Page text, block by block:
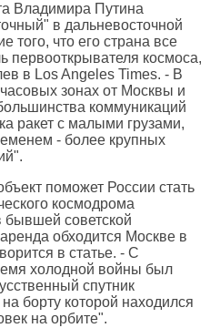
Владимира Путина
в дальневосточной
того, что его страна все
первооткрывателя космоса,
в Los Angeles Times. - В
зонах от Москвы и
коммуникаций
ракет с малыми грузами,
- более крупных
поможет России стать
космодрома
бывшей советской
обходится Москве в
в статье. - С
холодной войны был
спутник
борту которой находился
на орбите".